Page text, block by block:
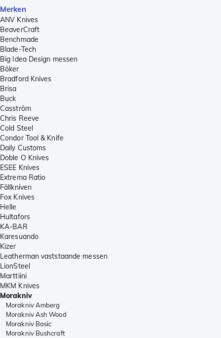
Merken
ANV Knives
BeaverCraft
Benchmade
Blade-Tech
Big Idea Design messen
Böker
Bradford Knives
Brisa
Buck
Casström
Chris Reeve
Cold Steel
Condor Tool & Knife
Daily Customs
Doble O Knives
ESEE Knives
Extrema Ratio
Fällkniven
Fox Knives
Helle
Hultafors
KA-BAR
Karesuando
Kizer
Leatherman vaststaande messen
LionSteel
Marttiini
MKM Knives
Morakniv
Morakniv Amberg
Morakniv Ash Wood
Morakniv Basic
Morakniv Bushcraft